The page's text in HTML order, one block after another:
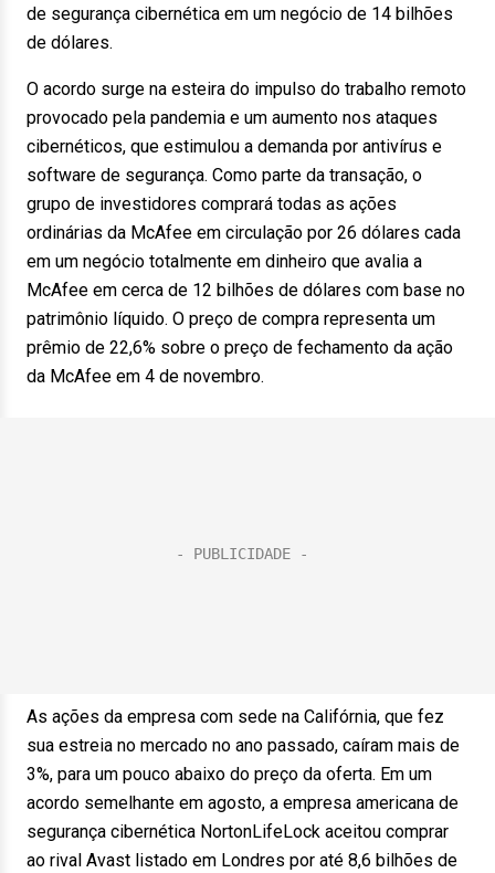
de segurança cibernética em um negócio de 14 bilhões
de dólares.
O acordo surge na esteira do impulso do trabalho remoto
provocado pela pandemia e um aumento nos ataques
cibernéticos, que estimulou a demanda por antivírus e
software de segurança. Como parte da transação, o
grupo de investidores comprará todas as ações
ordinárias da McAfee em circulação por 26 dólares cada
em um negócio totalmente em dinheiro que avalia a
McAfee em cerca de 12 bilhões de dólares com base no
patrimônio líquido. O preço de compra representa um
prêmio de 22,6% sobre o preço de fechamento da ação
da McAfee em 4 de novembro.
As ações da empresa com sede na Califórnia, que fez
sua estreia no mercado no ano passado, caíram mais de
3%, para um pouco abaixo do preço da oferta. Em um
acordo semelhante em agosto, a empresa americana de
segurança cibernética NortonLifeLock aceitou comprar
ao rival Avast listado em Londres por até 8,6 bilhões de